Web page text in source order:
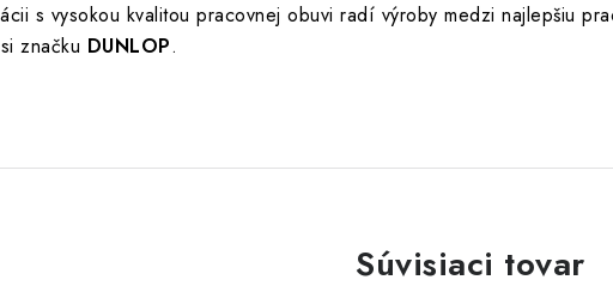
s vysokou kvalitou pracovnej obuvi radí výroby medzi najlepšiu
značku DUNLOP.
Súvisiaci tovar